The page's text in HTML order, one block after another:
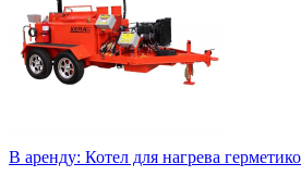
В аренду: Котел для нагрева